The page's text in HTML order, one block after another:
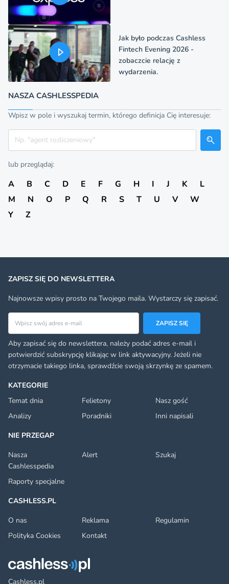
Jak było podczas Cashless
Fintech Evening 2026 -
zobaczcie relację z
wydarzenia.
NASZA CASHLESSPEDIA
Wpisz w pole i wyszukaj termin, którego definicja Cię interesuje:
Szukaj
lub przeglądaj:
A B C D E F G H I J K
L
M
N O P Q R S T U V
W
Y
Z
Cashless.pl
KATEGORIE
Temat dnia
Felietony
Nasz gość
Analizy
Poradniki
Inni napisali
NIE PRZEGAP
Nasza
Cashlesspedia
Alert Szukaj
Raporty specjalne
CASHLESS.PL
O nas
Reklama
Regulamin
Polityka Cookies
Kontakt
ZAPISZ SIĘ DO NEWSLETTERA
Najnowsze wpisy prosto na Twojego maila. Wystarczy się zapisać.
Adres email
ZAPISZ SIĘ
Aby zapisać się do newslettera, należy podać adres e-mail i
potwierdzić subskrypcję klikając w link aktywacyjny. Jeżeli nie
otrzymacie takiego linka, sprawdźcie swoją skrzynkę ze spamem.